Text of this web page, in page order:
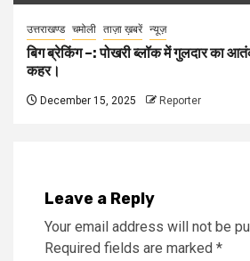
उत्तराखण्ड चमोली ताज़ा ख़बरें न्यूज़
बिग ब्रेकिंग –: पोखरी ब्लॉक में गुलदार का
कहर।
December 15, 2025 Reporter
Leave a Reply
Your email address will not be
Required fields are marked *